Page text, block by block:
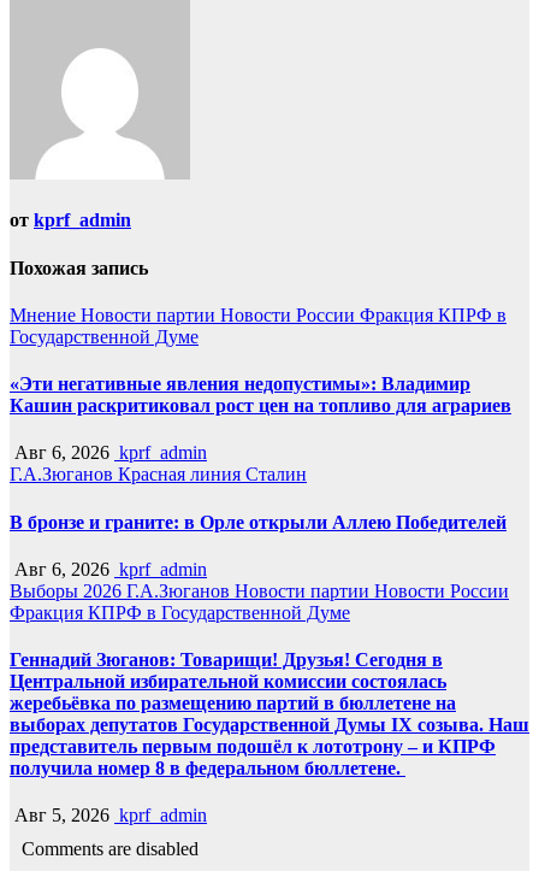
от kprf_admin
Похожая запись
Мнение Новости партии Новости России Фракция КПРФ в
Государственной Думе
«Эти негативные явления недопустимы»: Владимир
Кашин раскритиковал рост цен на топливо для аграриев
Авг 6, 2026 kprf_admin
Г.А.Зюганов Красная линия Сталин
В бронзе и граните: в Орле открыли Аллею Победителей
Авг 6, 2026 kprf_admin
Выборы 2026 Г.А.Зюганов Новости партии Новости России
Фракция КПРФ в Государственной Думе
Геннадий Зюганов: Товарищи! Друзья! Сегодня в
Центральной избирательной комиссии состоялась
жеребьёвка по размещению партий в бюллетене на
выборах депутатов Государственной Думы IX созыва. Наш
представитель первым подошёл к лототрону – и КПРФ
получила номер 8 в федеральном бюллетене.
Авг 5, 2026 kprf_admin
Comments are disabled